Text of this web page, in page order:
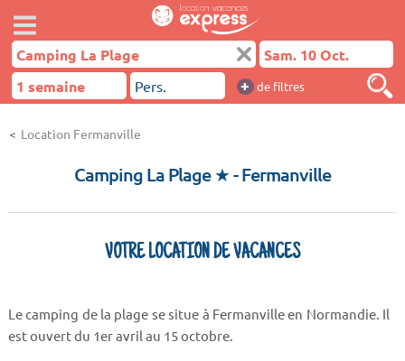
+ de filtres
Location Fermanville
Camping La Plage ★- Fermanville
VOTRE LOCATION DE VACANCES
Le camping de la plage se situe à Fermanville en Normandie. Il
est ouvert du 1er avril au 15 octobre.